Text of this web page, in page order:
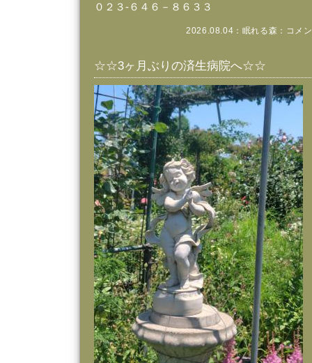
０２３‐６４６－８６３３
2026.08.04： 眠れる森 ： コメ
☆☆3ヶ月ぶりの済生病院へ☆☆